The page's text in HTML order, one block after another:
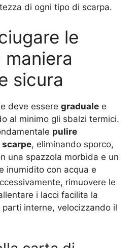
di ogni tipo di scarpa.
le
sicura
deve essere graduale e
al minimo gli sbalzi termici.
pulire
scarpe, eliminando sporco,
una spazzola morbida e un
inumidito con acqua e
rimuovere le
i lacci facilita la
interne, velocizzando il